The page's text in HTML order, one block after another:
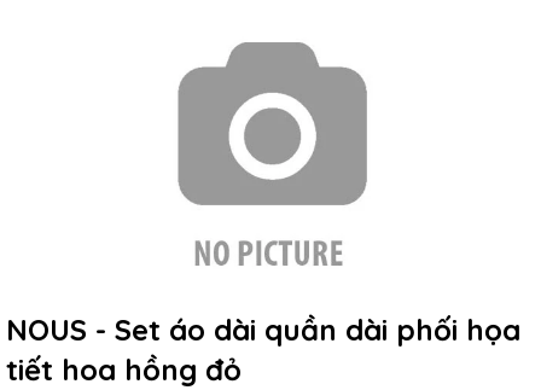
NOUS - Set áo dài quần dài phối họa
tiết hoa hồng đỏ